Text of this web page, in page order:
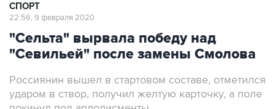
СПОРТ
22:56, 9 февраля 2020
"Сельта" вырвала победу над
"Севильей" после замены Смолова
Россиянин вышел в стартовом составе, отметился
ударом в створ, получил желтую карточку, а поле